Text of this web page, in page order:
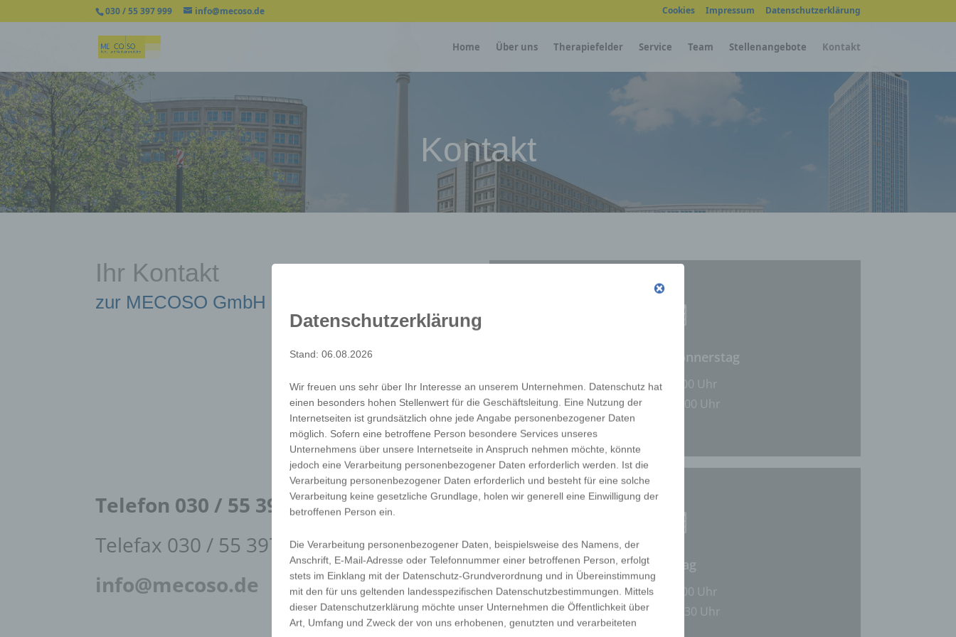
030 / 55 397 999 info@mecoso.de Cookies Impressum Datenschutzerklärung
Home Über uns Therapiefelder Service Team Stellenangebote Kontakt
Kontakt
Ihr Kontakt
zur MECOSO GmbH & Co. KG
Telefon 030 / 55 397 999
Telefax 030 / 55 397 998
info@mecoso.de

Montag - Donnerstag
8.00 – 12.00 Uhr
12.30 – 17.00 Uhr

Freitag
8.00 – 12.00 Uhr
12.30 – 14.30 Uhr
Datenschutzerklärung
Stand: 06.08.2026
Wir freuen uns sehr über Ihr Interesse an unserem Unternehmen. Datenschutz hat
einen besonders hohen Stellenwert für die Geschäftsleitung. Eine Nutzung der
Internetseiten ist grundsätzlich ohne jede Angabe personenbezogener Daten
möglich. Sofern eine betroffene Person besondere Services unseres
Unternehmens über unsere Internetseite in Anspruch nehmen möchte, könnte
jedoch eine Verarbeitung personenbezogener Daten erforderlich werden. Ist die
Verarbeitung personenbezogener Daten erforderlich und besteht für eine solche
Verarbeitung keine gesetzliche Grundlage, holen wir generell eine Einwilligung der
betroffenen Person ein.
Die Verarbeitung personenbezogener Daten, beispielsweise des Namens, der
Anschrift, E-Mail-Adresse oder Telefonnummer einer betroffenen Person, erfolgt
stets im Einklang mit der Datenschutz-Grundverordnung und in Übereinstimmung
mit den für uns geltenden landesspezifischen Datenschutzbestimmungen. Mittels
dieser Datenschutzerklärung möchte unser Unternehmen die Öffentlichkeit über
Art, Umfang und Zweck der von uns erhobenen, genutzten und verarbeiteten